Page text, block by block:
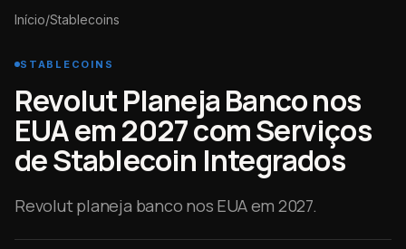
Início/Stablecoins
STABLECOINS
Revolut Planeja Banco nos
EUA em 2027 com Serviços
de Stablecoin Integrados
Revolut planeja banco nos EUA em 2027.